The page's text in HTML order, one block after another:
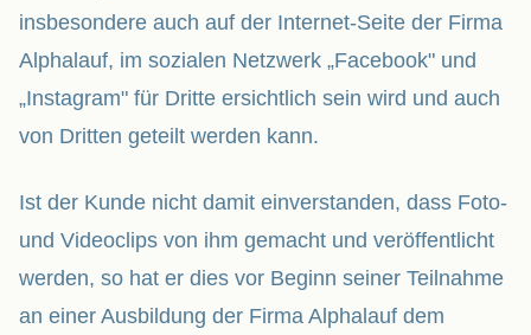
insbesondere auch auf der Internet-Seite der Firma
Alphalauf, im sozialen Netzwerk „Facebook" und
„Instagram" für Dritte ersichtlich sein wird und auch
von Dritten geteilt werden kann.
Ist der Kunde nicht damit einverstanden, dass Foto-
und Videoclips von ihm gemacht und veröffentlicht
werden, so hat er dies vor Beginn seiner Teilnahme
an einer Ausbildung der Firma Alphalauf dem